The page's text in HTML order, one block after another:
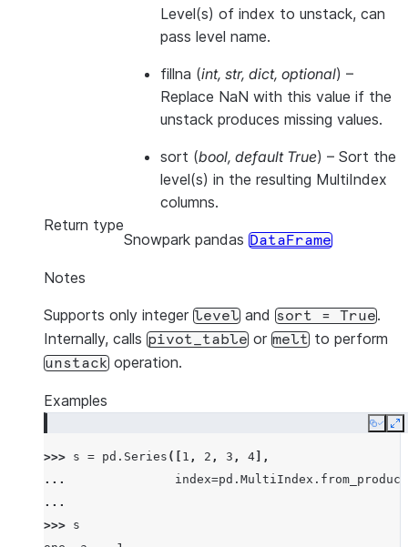
Level(s) of index to unstack, can
pass level name.
fillna (int, str, dict, optional) –
Replace NaN with this value if the
unstack produces missing values.
sort (bool, default True) – Sort the
level(s) in the resulting MultiIndex
columns.
Return type
Snowpark pandas DataFrame
Notes
Supports only integer level and sort = True.
Internally, calls pivot_table or melt to perform
unstack operation.
Examples
Copy
>>> s = pd . Series ([ 1 , 2 , 3 , 4 ],
...
index=pd . MultiIndex . from_product
...
>>> s